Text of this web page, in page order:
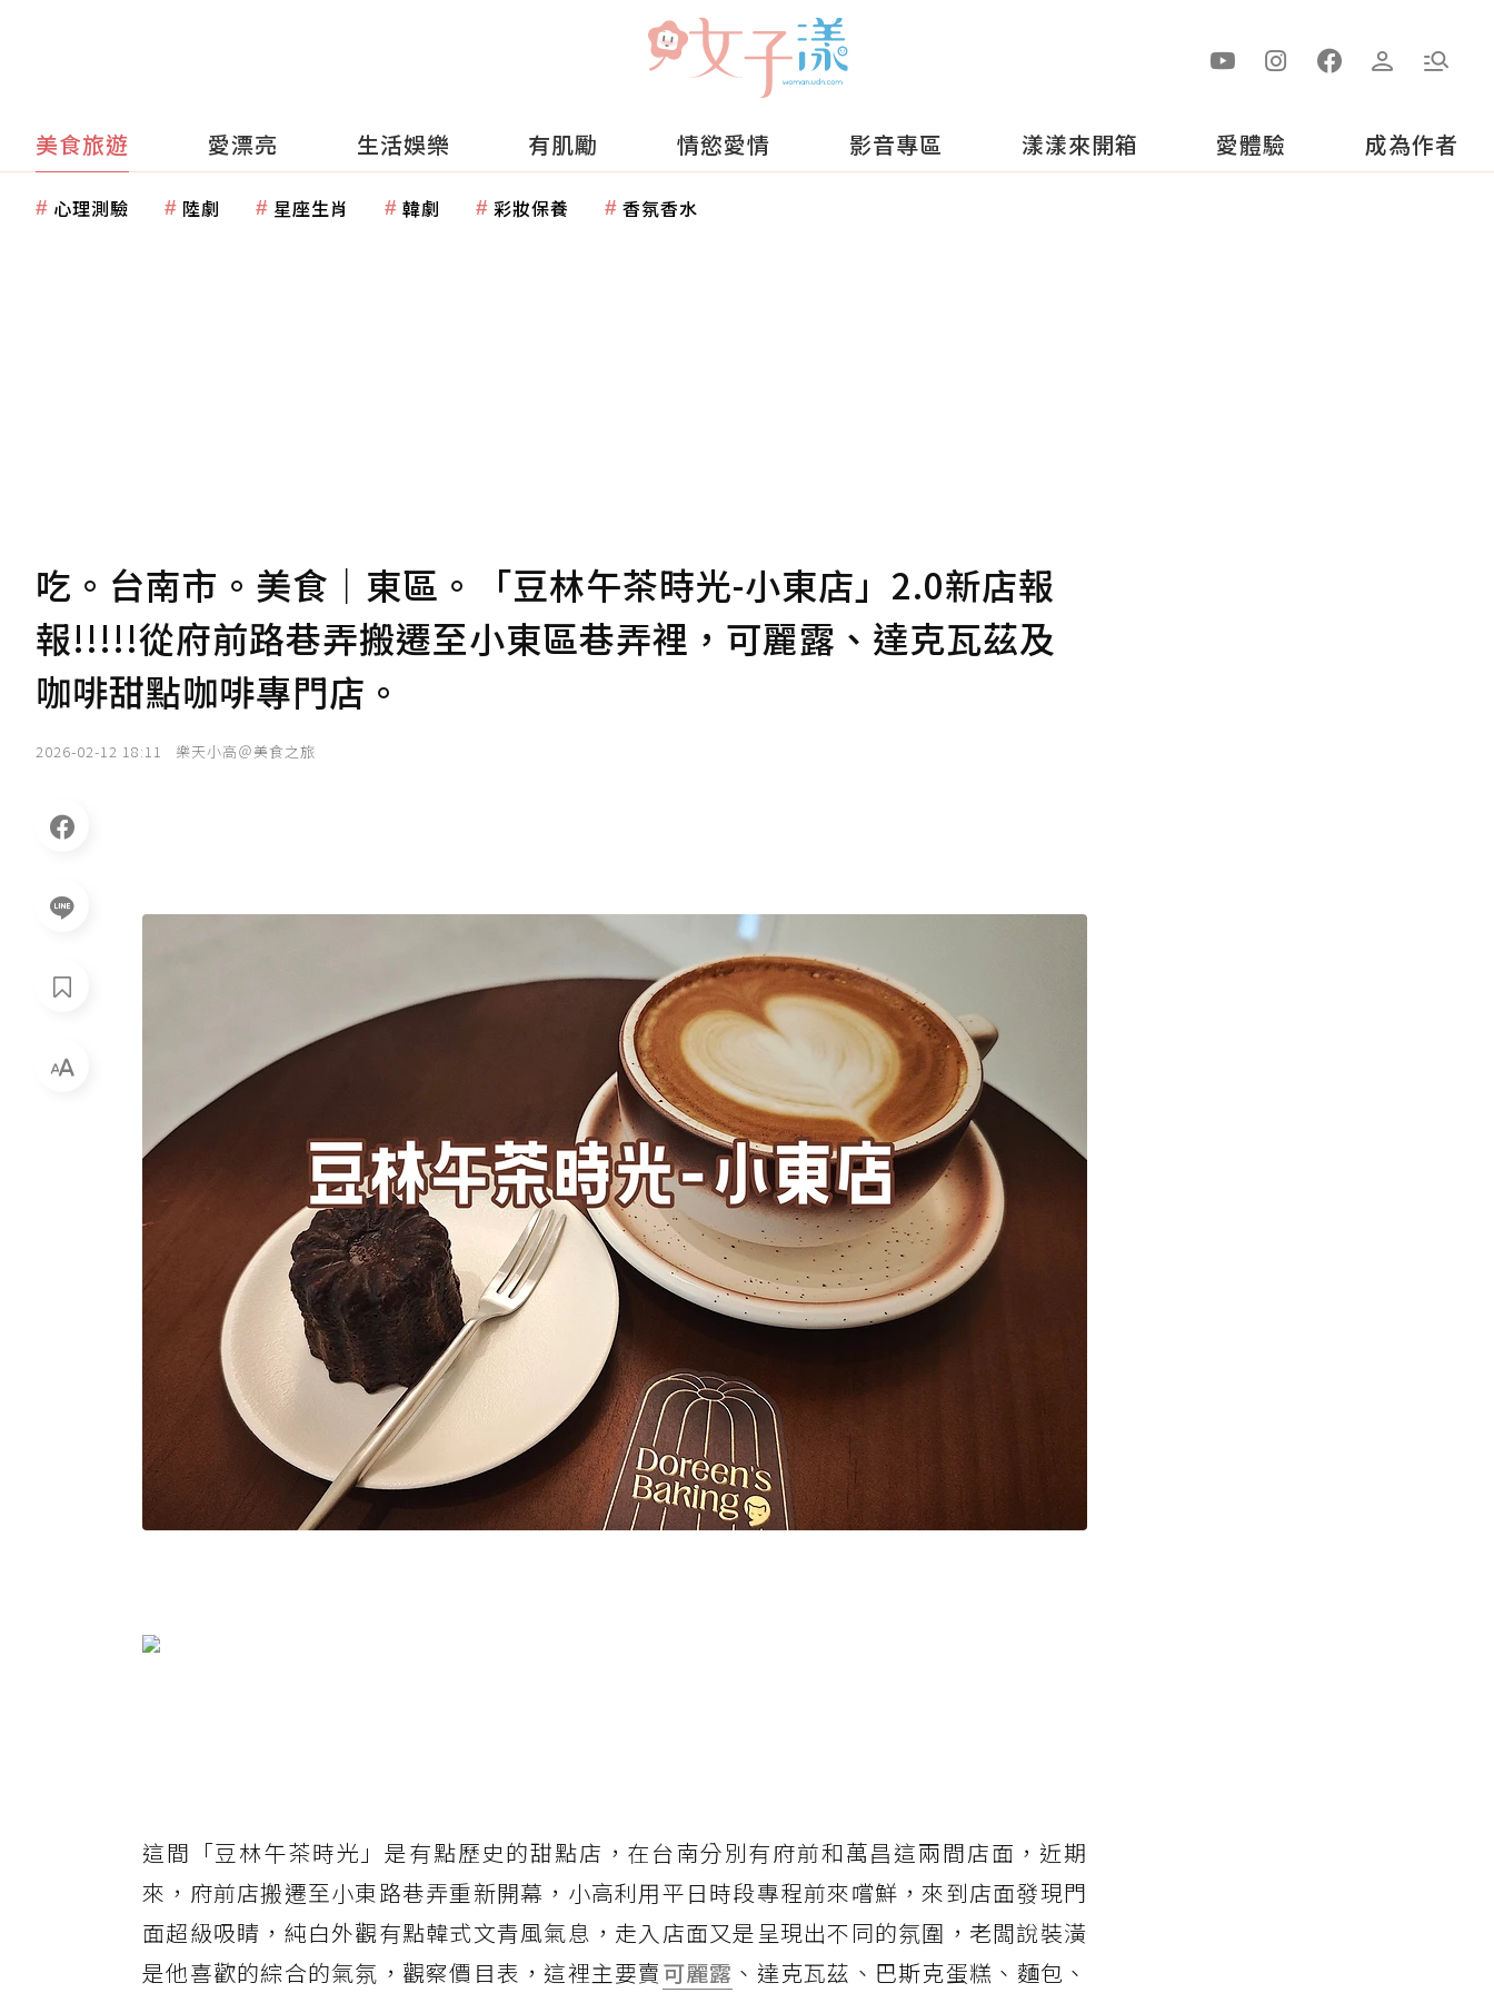
美食旅遊 愛漂亮 生活娛樂 有肌勵 情慾愛情 影音專區 漾漾來開箱 愛體驗 成為作者
心理測驗 陸劇 星座生肖 韓劇 彩妝保養 香氛香水
吃。台南市。美食｜東區。「豆林午茶時光-小東店」2.0新店報
報!!!!!從府前路巷弄搬遷至小東區巷弄裡，可麗露、達克瓦茲及
咖啡甜點咖啡專門店。
2026-02-12 18:11 樂天小高＠美食之旅
這間「豆林午茶時光」是有點歷史的甜點店，在台南分別有府前和萬昌這兩間店面，近期
來，府前店搬遷至小東路巷弄重新開幕，小高利用平日時段專程前來嚐鮮，來到店面發現門
面超級吸睛，純白外觀有點韓式文青風氣息，走入店面又是呈現出不同的氛圍，老闆說裝潢
是他喜歡的綜合的氣氛，觀察價目表，這裡主要賣可麗露 、達克瓦茲、巴斯克蛋糕、麵包、